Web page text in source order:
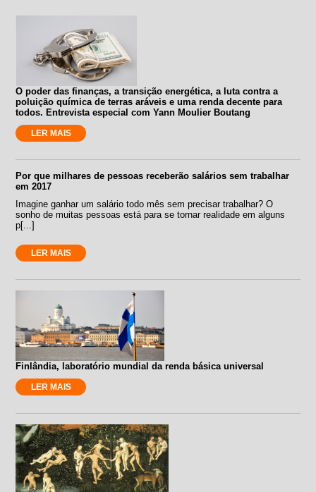
O poder das finanças, a transição energética, a luta contra a
poluição química de terras aráveis e uma renda decente para
todos. Entrevista especial com Yann Moulier Boutang
LER MAIS
Por que milhares de pessoas receberão salários sem trabalhar
em 2017
Imagine ganhar um salário todo mês sem precisar trabalhar? O
sonho de muitas pessoas está para se tornar realidade em alguns
p[...]
LER MAIS
Finlândia, laboratório mundial da renda básica universal
LER MAIS